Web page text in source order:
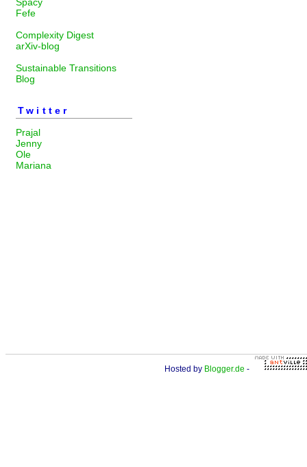
Fefe
Complexity Digest
arXiv-blog
Sustainable Transitions
Blog
Twitter
Prajal
Jenny
Ole
Mariana
Hosted by Blogger.de -